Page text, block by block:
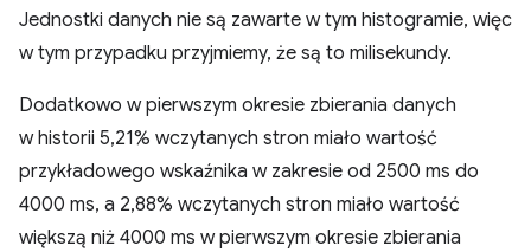
Jednostki danych nie są zawarte w tym histogramie, więc
w tym przypadku przyjmiemy, że są to milisekundy.
Dodatkowo w pierwszym okresie zbierania danych
w historii 5,21% wczytanych stron miało wartość
przykładowego wskaźnika w zakresie od 2500 ms do
4000 ms, a 2,88% wczytanych stron miało wartość
większą niż 4000 ms w pierwszym okresie zbierania